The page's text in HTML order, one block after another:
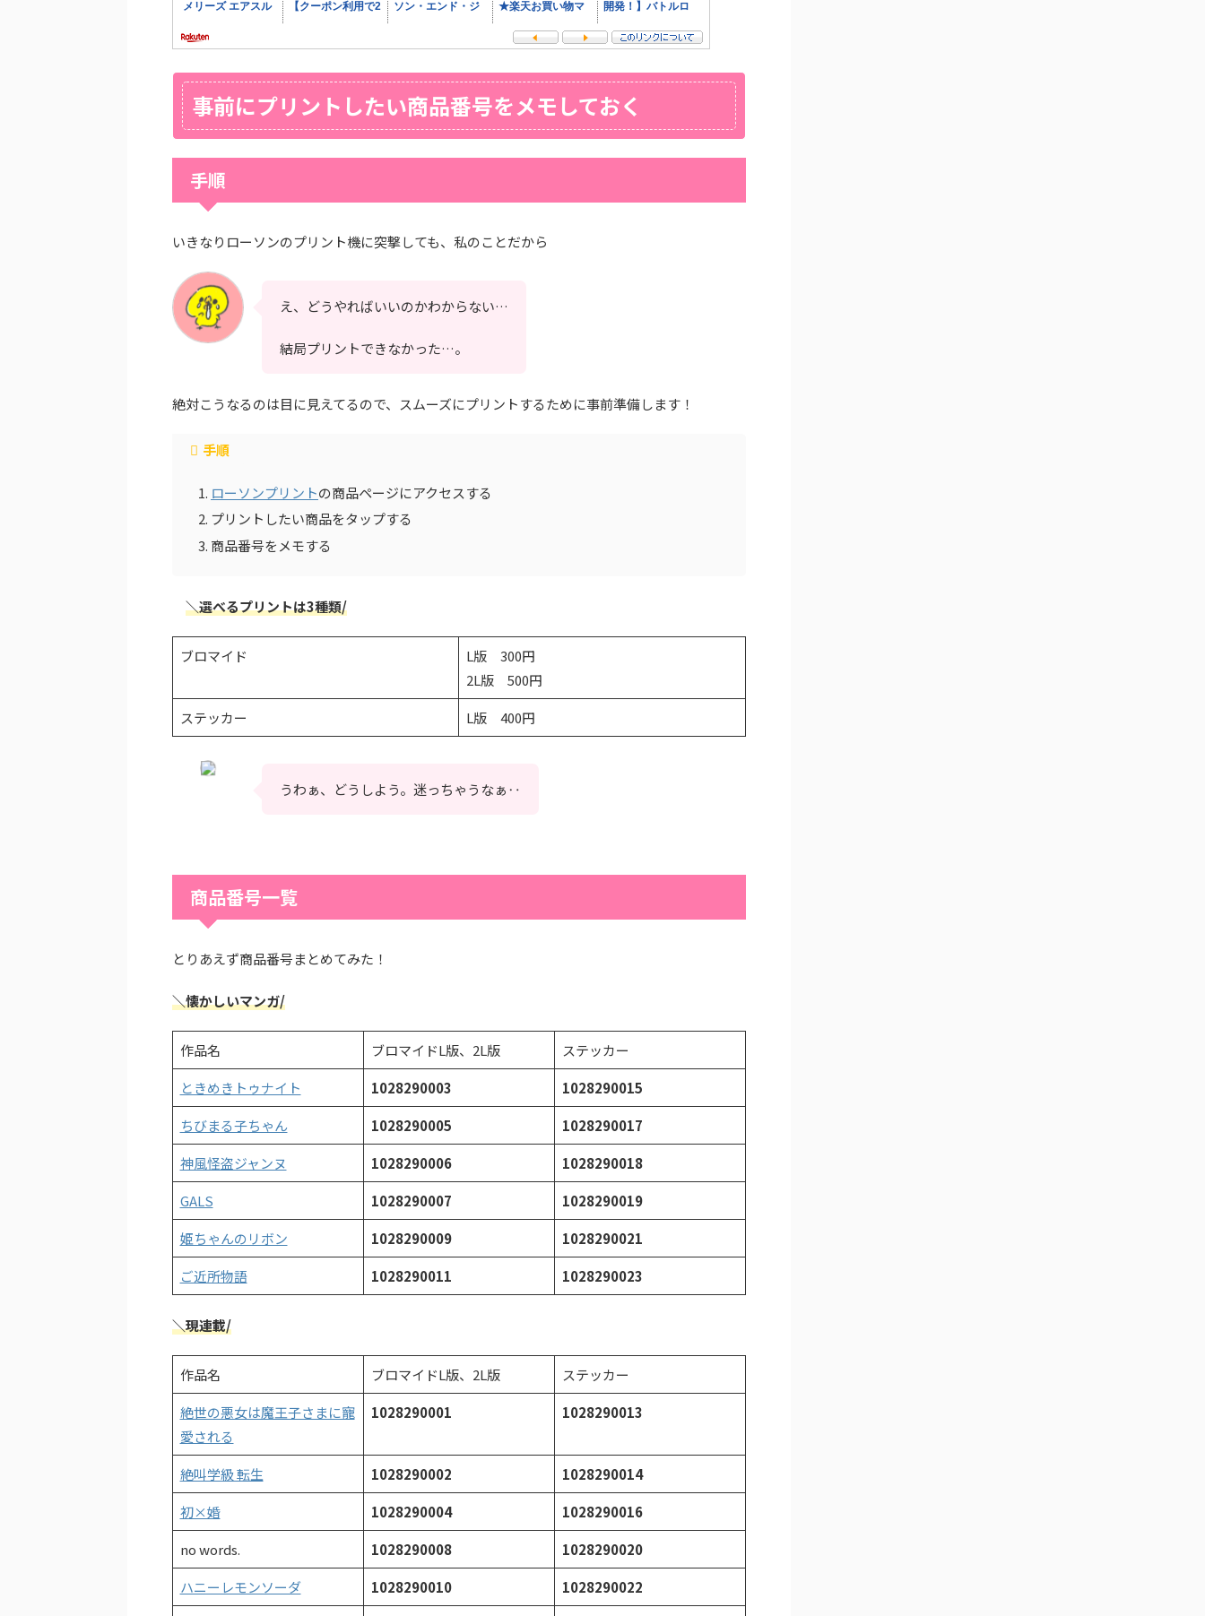
事前にプリントしたい商品番号をメモしておく
手順
いきなりローソンのプリント機に突撃しても、私のことだから
え、どうやればいいのかわからない…
結局プリントできなかった…。
絶対こうなるのは目に見えてるので、スムーズにプリントするために事前準備します！
手順
ローソンプリントの商品ページにアクセスする
プリントしたい商品をタップする
商品番号をメモする
＼選べるプリントは3種類/
ブロマイド
L版 300円
2L版 500円
ステッカー
L版 400円
うわぁ、どうしよう。迷っちゃうなぁ‥
商品番号一覧
とりあえず商品番号まとめてみた！
＼懐かしいマンガ/
作品名 ブロマイドL版、2L版
ステッカー
ときめきトゥナイト
1028290003
1028290015
ちびまる子ちゃん
1028290005
1028290017
神風怪盗ジャンヌ
1028290006
1028290018
GALS
1028290007
1028290019
姫ちゃんのリボン
1028290009
1028290021
ご近所物語
1028290011 1028290023
＼現連載/
作品名 ブロマイドL版、2L版
ステッカー
絶世の悪女は魔王子さまに寵
愛される
1028290001 1028290013
絶叫学級 転生 1028290002
1028290014
初×婚
1028290004
1028290016
no words.
1028290008
1028290020
ハニーレモンソーダ
1028290010
1028290022